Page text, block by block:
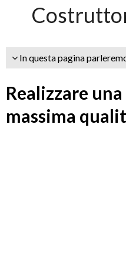
In questa pagina
Realizzare
massima